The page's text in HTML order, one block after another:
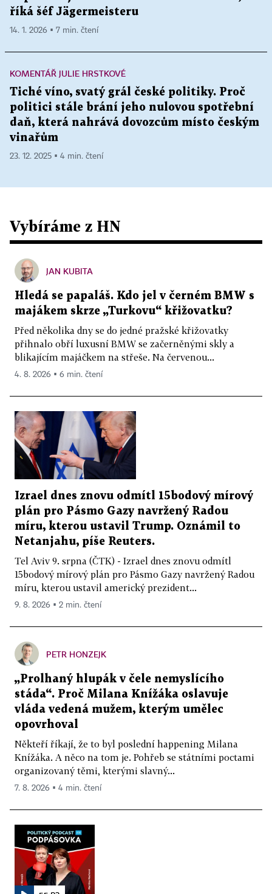
říká šéf Jägermeisteru
14. 1. 2026 ▪ 7 min. čtení
KOMENTÁŘ JULIE HRSTKOVÉ
Tiché víno, svatý grál české politiky. Proč
politici stále brání jeho nulovou spotřební
daň, která nahrává dovozcům místo českým
vinařům
23. 12. 2025 ▪ 4 min. čtení
Vybíráme z HN
JAN KUBITA
Hledá se papaláš. Kdo jel v černém BMW s
majákem skrze „Turkovu“ křižovatku?
Před několika dny se do jedné pražské křižovatky
přihnalo obří luxusní BMW se začerněnými skly a
blikajícím majáčkem na střeše. Na červenou...
4. 8. 2026 ▪ 6 min. čtení
Izrael dnes znovu odmítl 15bodový mírový
plán pro Pásmo Gazy navržený Radou
míru, kterou ustavil Trump. Oznámil to
Netanjahu, píše Reuters.
Tel Aviv 9. srpna (ČTK) - Izrael dnes znovu odmítl
15bodový mírový plán pro Pásmo Gazy navržený Radou
míru, kterou ustavil americký prezident...
9. 8. 2026 ▪ 2 min. čtení
PETR HONZEJK
„Prolhaný hlupák v čele nemyslícího
stáda“. Proč Milana Knížáka oslavuje
vláda vedená mužem, kterým umělec
opovrhoval
Někteří říkají, že to byl poslední happening Milana
Knížáka. A něco na tom je. Pohřeb se státními poctami
organizovaný těmi, kterými slavný...
7. 8. 2026 ▪ 4 min. čtení